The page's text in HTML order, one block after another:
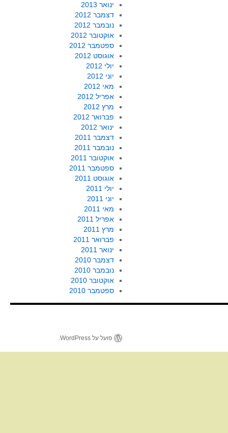
ינואר 2013
דצמבר 2012
נובמבר 2012
אוקטובר 2012
ספטמבר 2012
אוגוסט 2012
יולי 2012
יוני 2012
מאי 2012
אפריל 2012
מרץ 2012
פברואר 2012
ינואר 2012
דצמבר 2011
נובמבר 2011
אוקטובר 2011
ספטמבר 2011
אוגוסט 2011
יולי 2011
יוני 2011
מאי 2011
אפריל 2011
מרץ 2011
פברואר 2011
ינואר 2011
דצמבר 2010
נובמבר 2010
אוקטובר 2010
ספטמבר 2010
פועל על WordPress.